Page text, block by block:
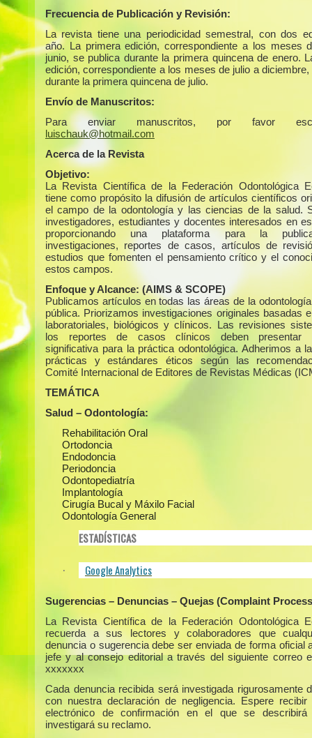
Frecuencia de Publicación y Revisión:
La revista tiene una periodicidad semestral, con dos
año. La primera edición, correspondiente a los meses
junio, se publica durante la primera quincena de enero.
edición, correspondiente a los meses de julio a
durante la primera quincena de julio.
Envío de Manuscritos:
Para enviar manuscritos, por favor
luischauk@hotmail.com
Acerca de la Revista
Objetivo:
La Revista Científica de la Federación Odontológica
tiene como propósito la difusión de artículos científicos
el campo de la odontología y las ciencias de la salud.
investigadores, estudiantes y docentes interesados en
proporcionando una plataforma para la
investigaciones, reportes de casos, artículos de
estudios que fomenten el pensamiento crítico y el
estos campos.
Enfoque y Alcance: (AIMS & SCOPE)
Publicamos artículos en todas las áreas de la
pública. Priorizamos investigaciones originales basadas
laboratoriales, biológicos y clínicos. Las revisiones
los reportes de casos clínicos deben presentar
significativa para la práctica odontológica. Adherimos a
prácticas y estándares éticos según las
Comité Internacional de Editores de Revistas Médicas
TEMÁTICA
Salud – Odontología:
Rehabilitación Oral
Ortodoncia
Endodoncia
Periodoncia
Odontopediatría
Implantología
Cirugía Bucal y Máxilo Facial
Odontología General
ESTADÍSTICAS
· Google Analytics
Sugerencias – Denuncias – Quejas (Complaint
La Revista Científica de la Federación Odontológica
recuerda a sus lectores y colaboradores que
denuncia o sugerencia debe ser enviada de forma oficial
jefe y al consejo editorial a través del siguiente correo
xxxxxxx
Cada denuncia recibida será investigada rigurosamente
con nuestra declaración de negligencia. Espere
electrónico de confirmación en el que se
investigará su reclamo.